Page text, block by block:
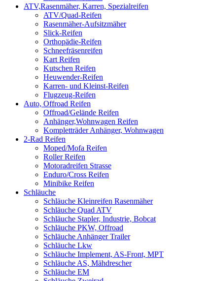
ATV,Rasenmäher, Karren, Spezialreifen
ATV/Quad-Reifen
Rasenmäher-Aufsitzmäher
Slick-Reifen
Orthopädie-Reifen
Schneefräsenreifen
Kart Reifen
Kutschen Reifen
Heuwender-Reifen
Karren- und Kleinst-Reifen
Flugzeug-Reifen
Auto, Offroad Reifen
Offroad/Gelände Reifen
Anhänger,Wohnwagen Reifen
Kompletträder Anhänger, Wohnwagen
2-Rad Reifen
Moped/Mofa Reifen
Roller Reifen
Motoradreifen Strasse
Enduro/Cross Reifen
Minibike Reifen
Schläuche
Schläuche Kleinreifen Rasenmäher
Schläuche Quad ATV
Schläuche Stapler, Industrie, Bobcat
Schläuche PKW, Offroad
Schläuche Anhänger Trailer
Schläuche Lkw
Schläuche Implement, AS-Front, MPT
Schläuche AS, Mähdrescher
Schläuche EM